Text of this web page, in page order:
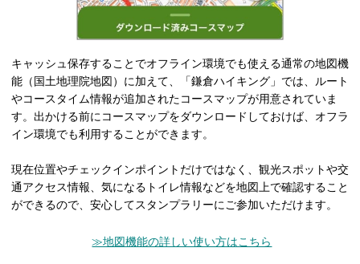
キャッシュ保存することでオフライン環境でも使える通常の地図機
能（国土地理院地図）に加えて、「鎌倉ハイキング」では、ルート
やコースタイム情報が追加されたコースマップが用意されていま
す。出かける前にコースマップをダウンロードしておけば、オフラ
イン環境でも利用することができます。
現在位置やチェックインポイントだけではなく、観光スポットや交
通アクセス情報、気になるトイレ情報などを地図上で確認すること
ができるので、安心してスタンプラリーにご参加いただけます。
≫地図機能の詳しい使い方はこちら